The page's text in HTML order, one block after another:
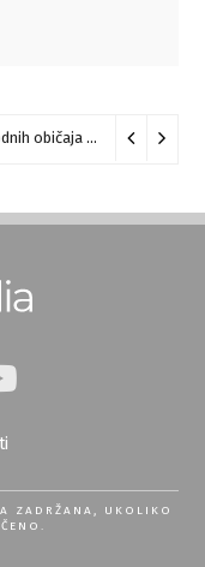
U Vražogrncu počela Smotra narodnih običaja „Vražogrnački točak“
ZADRŽANA, UKOLIKO